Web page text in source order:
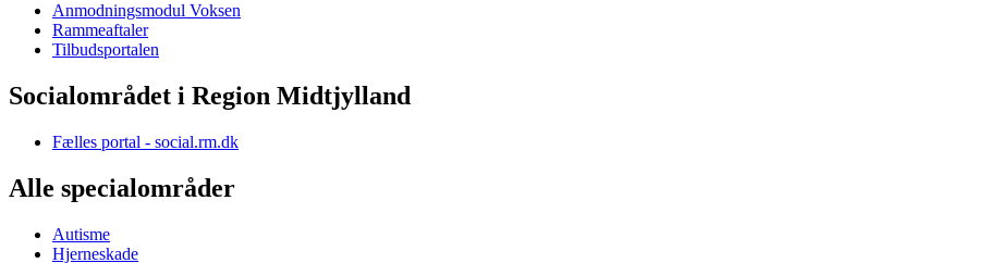
Anmodningsmodul Voksen
Rammeaftaler
Tilbudsportalen
Socialområdet i Region Midtjylland
Fælles portal - social.rm.dk
Alle specialområder
Autisme
Hjerneskade